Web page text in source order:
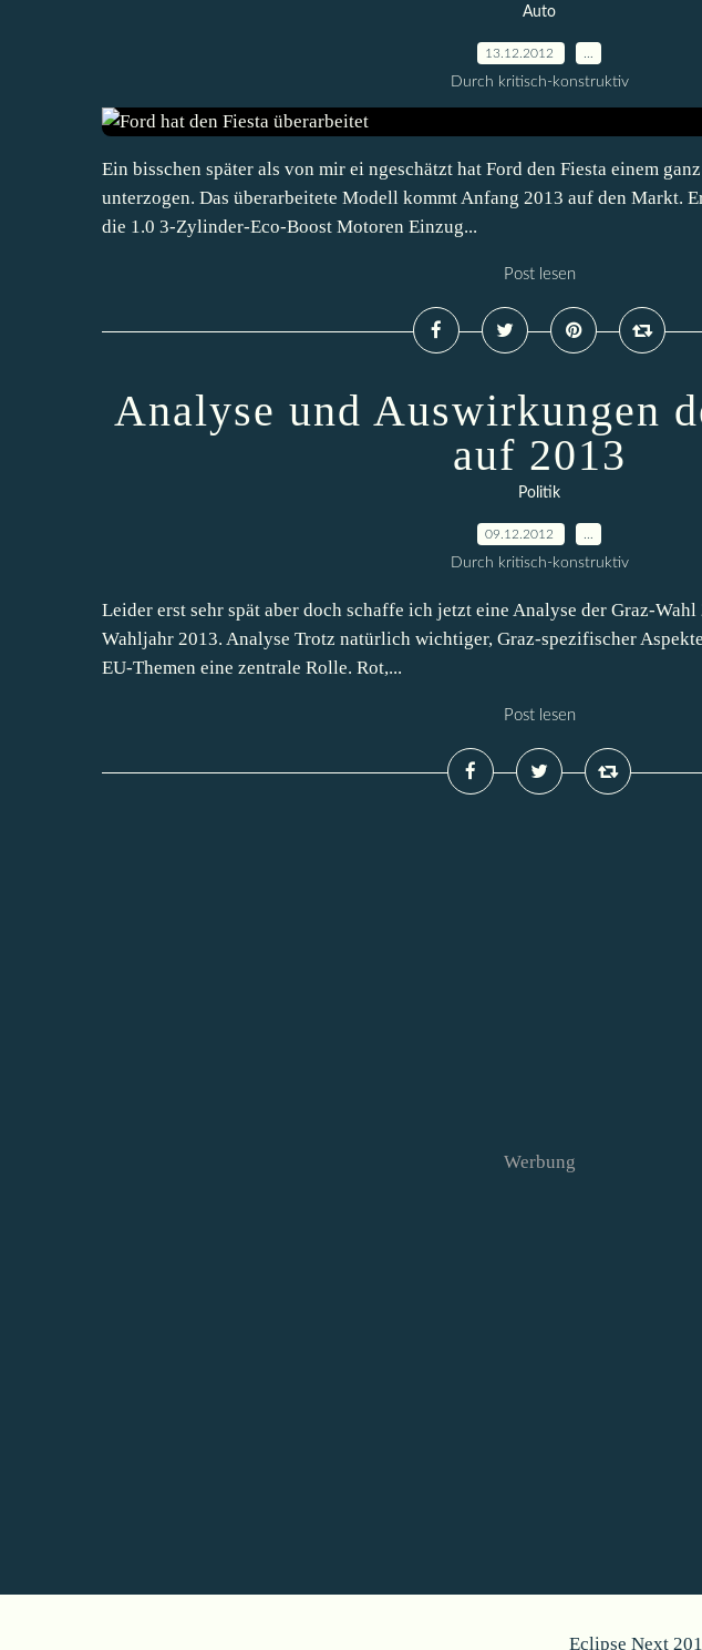
Auto
13.12.2012
Durch kritisch-konstruktiv
Ein bisschen später als von mir ei ngeschätzt hat Ford den Fiesta einem
unterzogen. Das überarbeitete Modell kommt Anfang 2013 auf den Markt.
die 1.0 3-Zylinder-Eco-Boost Motoren Einzug...
Post lesen
Analyse und Auswirkungen
auf 2013
Politik
09.12.2012
Durch kritisch-konstruktiv
Leider erst sehr spät aber doch schaffe ich jetzt eine Analyse der Graz-
Wahljahr 2013. Analyse Trotz natürlich wichtiger, Graz-spezifischer
EU-Themen eine zentrale Rolle. Rot,...
Post lesen
Werbung
Eclipse Next